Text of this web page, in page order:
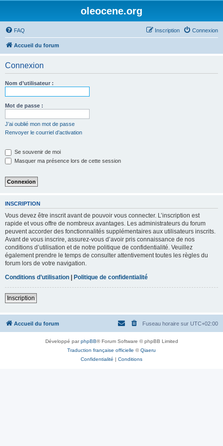
oleocene.org
FAQ Connexion
Inscription
Accueil du forum
Connexion
Nom d’utilisateur :
Mot de passe :
J’ai oublié mon mot de passe
Renvoyer le courriel d’activation
Se souvenir de moi
Masquer ma présence lors de cette session
INSCRIPTION
Vous devez être inscrit avant de pouvoir vous connecter. L’inscription est
rapide et vous offre de nombreux avantages. Les administrateurs du forum
peuvent accorder des fonctionnalités supplémentaires aux utilisateurs inscrits.
Avant de vous inscrire, assurez-vous d’avoir pris connaissance de nos
conditions d’utilisation et de notre politique de confidentialité. Veuillez
également prendre le temps de consulter attentivement toutes les règles du
forum lors de votre navigation.
Conditions d’utilisation | Politique de confidentialité
Inscription
Accueil du forum Fuseau horaire sur UTC+02:00
Développé parphpBB® Forum Software © phpBB Limited
Traduction française officielle ©Qiaeru
Confidentialité | Conditions